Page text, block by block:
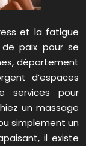
et la fatigue
paix pour se
département
d’espaces
services pour
un massage
simplement un
il existe